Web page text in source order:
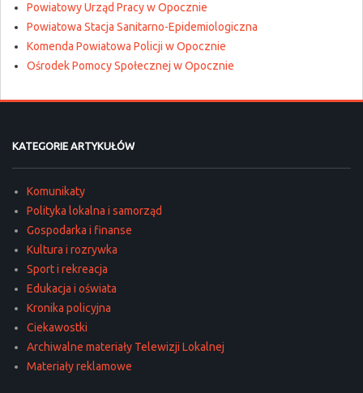
Powiatowy Urząd Pracy w Opocznie
Powiatowa Stacja Sanitarno-Epidemiologiczna
Komenda Powiatowa Policji w Opocznie
Ośrodek Pomocy Społecznej w Opocznie
KATEGORIE ARTYKUŁÓW
Komunikaty
Polityka lokalna i samorząd
Gospodarka i finanse
Kultura i rozrywka
Sport i rekreacja
Edukacja i oświata
Kronika policyjna
Ciekawostki
Archiwalne materiały Telewizji Lokalnej
Materiały reklamowe